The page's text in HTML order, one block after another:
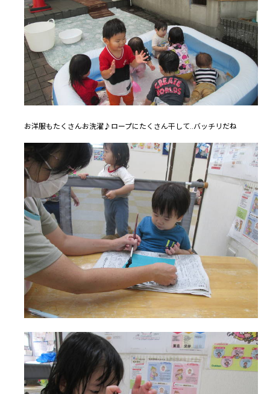
お洋服もたくさんお洗濯♪ロープにたくさん干して..バッチリだね